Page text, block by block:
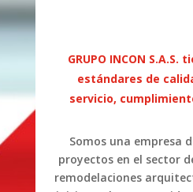
GRUPO INCON
estándares de
servicio,
Somos una empresa
proyectos en el sector
remodelaciones